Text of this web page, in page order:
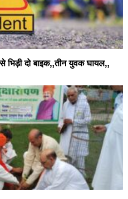
दो बाइक,,तीन युवक घायल,,